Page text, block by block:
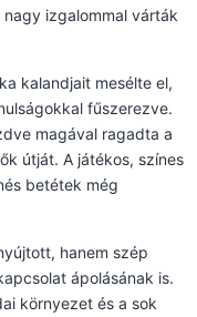
izgalommal várták
kalandjait mesélte el,
fűszerezve.
magával ragadta a
útját. A játékos, színes
betétek még
hanem szép
ápolásának is.
környezet és a sok